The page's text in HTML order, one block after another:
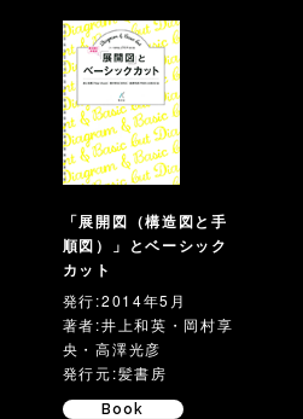
「展開図（構造図と手
順図）」とベーシック
カット
発行:2014年5月
著者:井上和英・岡村享
央・高澤光彦
発行元:髪書房
Book